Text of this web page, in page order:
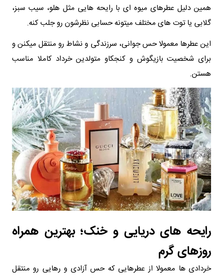
همین دلیل عطرهای میوه ای با رایحه هایی مثل هلو، سیب سبز،
گلابی یا توت های مختلف میتونه حسابی نظرشون رو جلب کنه.
این عطرها معمولا حس جوانی، سرزندگی و نشاط رو منتقل میکنن و
برای شخصیت بازیگوش و کنجکاو متولدین خرداد کاملا مناسب
هستن.
رایحه های دریایی و خنک؛ بهترین همراه
روزهای گرم
خردادی ها معمولا از عطرهایی که حس آزادی و رهایی رو منتقل